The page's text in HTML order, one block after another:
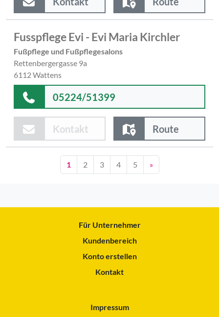
Fusspflege Evi - Evi Maria Kirchler
Fußpflege und Fußpflegesalons
Rettenbergergasse 9a
6112 Wattens
05224/51399
Kontakt Route
1 2 3 4 5 »
Für Unternehmer
Kundenbereich
Konto erstellen
Kontakt
Impressum